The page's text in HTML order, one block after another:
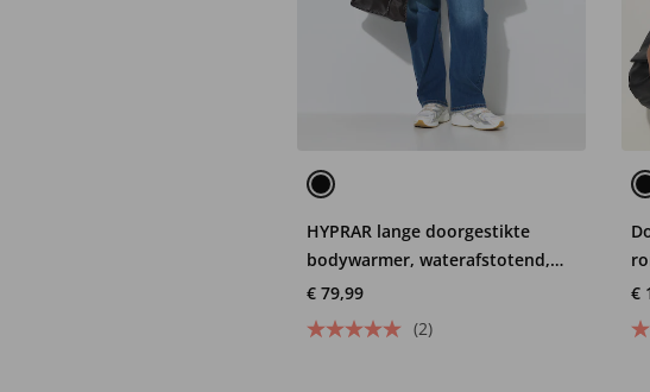
HYPRAR lange doorgestikte
bodywarmer, waterafstotend,
capuchon
€ 79,99
(2)
€